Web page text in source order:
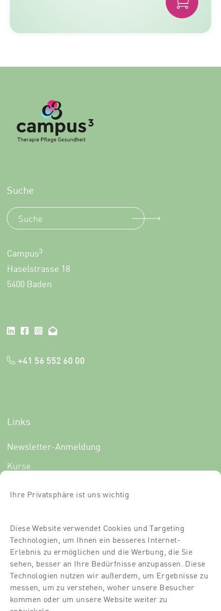
Ihre Privatsphäre ist uns wichtig
Diese Website verwendet Cookies und Targeting
Technologien, um Ihnen ein besseres Internet-
Erlebnis zu ermöglichen und die Werbung, die Sie
sehen, besser an Ihre Bedürfnisse anzupassen. Diese
Technologien nutzen wir außerdem, um Ergebnisse zu
messen, um zu verstehen, woher unsere Besucher
kommen oder um unsere Website weiter zu
Suche
Campus3
Haselstrasse 18
5400 Baden
+41 56 552 60 00
Links
Newsletter-Anmeldung
Kurse
Für Partner
Kontakt
Standort
Dozierende
Raumvermietung